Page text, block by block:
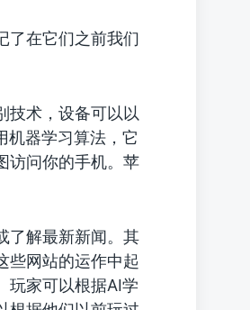
了在它们之前我们
技术，设备可以以
机器学习算法，它
访问你的手机。苹
了解最新新闻。其
些网站的运作中起
玩家可以根据AI学